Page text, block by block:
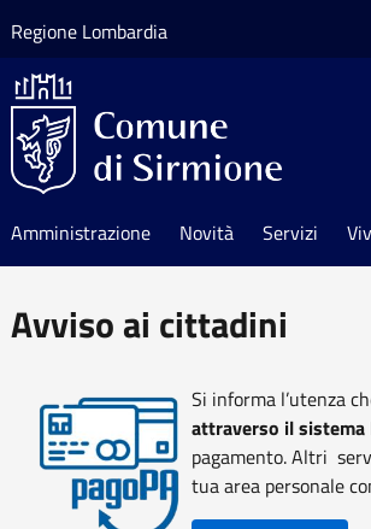
Regione Lombardia
Amministrazione Novità Servizi
Avviso ai cittadini
Si informa l’utenza
attraverso il
pagamento. Altri
tua area personale